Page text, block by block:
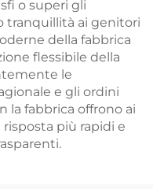
o superi gli
tranquillità ai genitori
della fabbrica
flessibile della
le
e gli ordini
la fabbrica offrono ai
più rapidi e